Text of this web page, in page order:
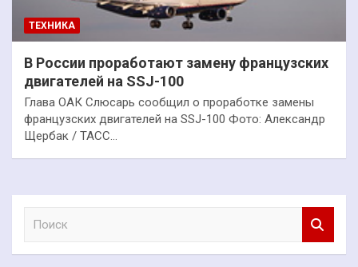
ТЕХНИКА
В России проработают замену французских
двигателей на SSJ-100
Глава ОАК Слюсарь сообщил о проработке замены
французских двигателей на SSJ-100 Фото: Александр
Щербак / ТАСС…